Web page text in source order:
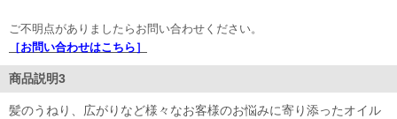
ご不明点がありましたらお問い合わせください。
［お問い合わせはこちら］
商品説明3
髪のうねり、広がりなど様々なお客様のお悩みに寄り添ったオイル